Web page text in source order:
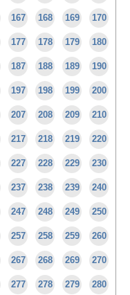
167 168 169 170
177 178 179 180
187 188 189 190
197 198 199 200
207 208 209 210
217 218 219 220
227 228 229 230
237 238 239 240
247 248 249 250
257 258 259 260
267 268 269 270
277 278 279 280